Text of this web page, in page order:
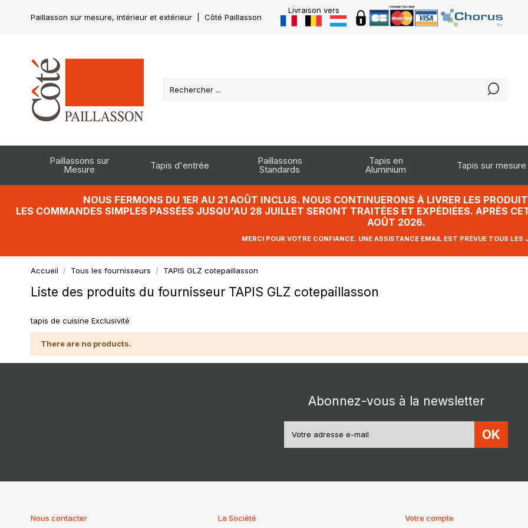
Paillasson sur mesure, intérieur et extérieur Côté Paillasson
Livraison vers
Paillassons sur
Mesure Tapis d'entrée Paillassons
Standards
Tapis en
Aluminium Tapis sur mesure
NOUS FERMONS DU 1ER AU 21 AOÛT INCLUS. NOUS CONTINUERONS À LIVRER LES
LES COMMANDES SIMPLES PASSÉES JUSQU'AU 28 JUILLET SERONT TRAITÉES ET EXPÉDIÉES. APRÈS
AOÛT 2026.
MERCI POUR VOTRE CONFIANCE. UNE ASSISTANCE EMAIL EST PRÉVUE TOUS LES
Accueil Tous les fournisseurs TAPIS GLZ cotepaillasson
Liste des produits du fournisseur TAPIS GLZ cotepaillasson
tapis de cuisine Exclusivité
There are no products.
Abonnez-vous à la newsletter
OK
Nous contacter La Société Votre compte